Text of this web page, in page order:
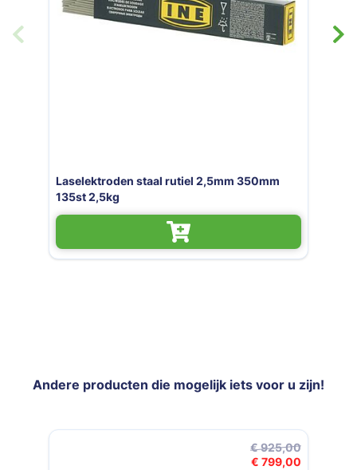
88st 2.5kg
Andere producten die mogelijk iets voor u zijn!
Navigeren door de elementen van de carrousel is mogelijk met
Druk om carrousel over te slaan
€ 925,00
Speciale prijs
€ 799,00